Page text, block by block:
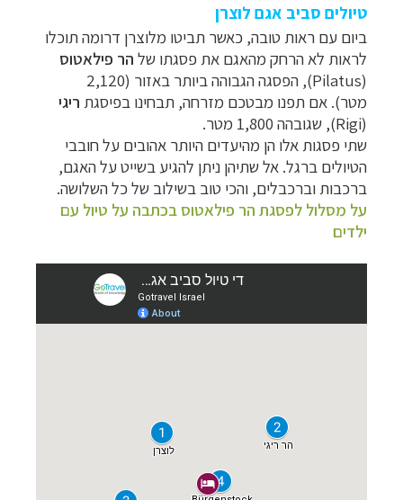
טיולים סביב אגם לוצרן
ביום עם ראות טובה, כאשר תביטו מלוצרן דרומה תוכלו
לראות לא הרחק מהאגם את פסגתו של הר פילאטוס
(
Pilatus
), הפסגה הגבוהה ביותר באזור (2,120
מטר). אם תפנו מבטכם מזרחה, תבחינו בפיסגת ריגי
(Rigi), שגובהה 1,800 מטר.
שתי פסגות אלו הן מהיעדים היותר אהובים על חובבי
הטיולים ברגל. אל שתיהן ניתן להגיע בשייט על האגם,
ברכבות וברכבלים, והכי טוב בשילוב של כל השלושה.
על מסלול לפסגת הר פילאטוס בכתבה על טיול עם
ילדים